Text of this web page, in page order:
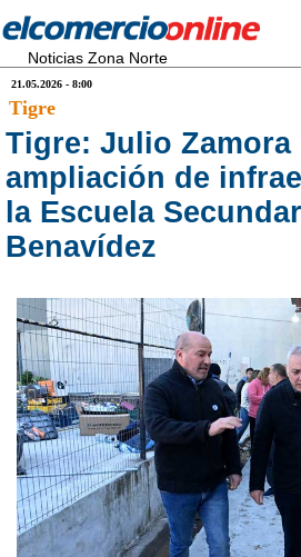
Noticias Zona Norte
21.05.2026 - 8:00
Tigre
Tigre: Julio
ampliación de
la Escuela
Benavídez